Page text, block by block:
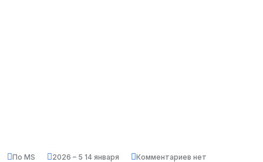
По MS 2026 – 5 14 января Комментариев нет